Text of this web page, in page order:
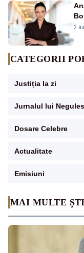
MAI MULTE
2
CATEGORII
Justiția la zi
Jurnalul lui
Dosare Celebre
Actualitate
Emisiuni